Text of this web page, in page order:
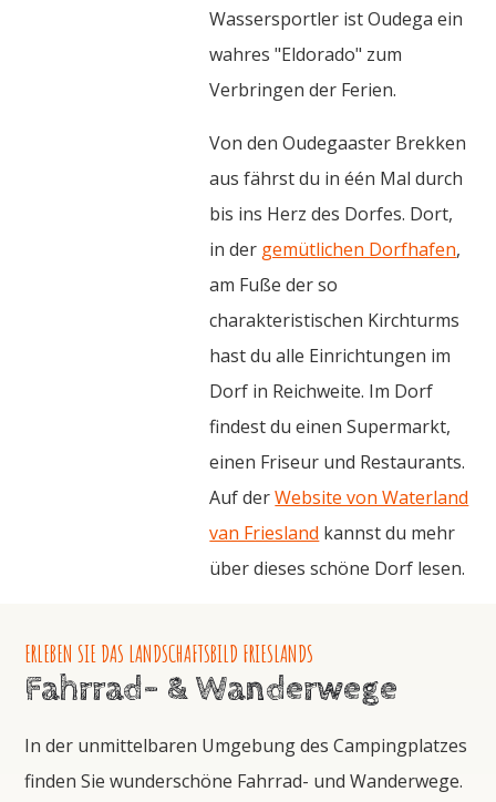
Wassersportler ist Oudega ein
wahres "Eldorado" zum
Verbringen der Ferien.
Von den Oudegaaster Brekken
aus fährst du in één Mal durch
bis ins Herz des Dorfes. Dort,
in der gemütlichen Dorfhafen,
am Fuße der so
charakteristischen Kirchturms
hast du alle Einrichtungen im
Dorf in Reichweite. Im Dorf
findest du einen Supermarkt,
einen Friseur und Restaurants.
Auf derWebsite von Waterland
van Friesland kannst du mehr
über dieses schöne Dorf lesen.
ERLEBEN SIE DAS LANDSCHAFTSBILD FRIESLANDS
Fahrrad- & Wanderwege
In der unmittelbaren Umgebung des Campingplatzes
finden Sie wunderschöne Fahrrad- und Wanderwege.